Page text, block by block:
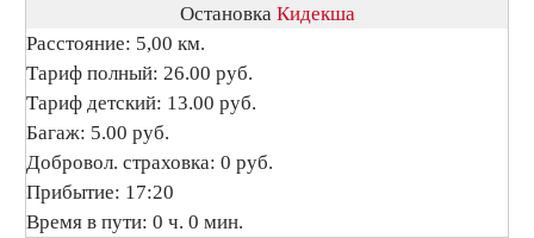
Остановка Кидекша
Расстояние: 5,00 км.
Тариф полный: 26.00 руб.
Тариф детский: 13.00 руб.
Багаж: 5.00 руб.
Добровол. страховка: 0 руб.
Прибытие: 17:20
Время в пути: 0 ч. 0 мин.